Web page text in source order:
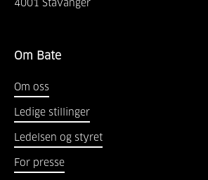
4001
Stavanger
Om Bate
Om oss
Ledige stillinger
Ledelsen og styret
For presse